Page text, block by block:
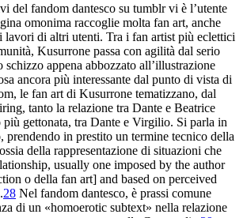
del fandom dantesco su tumblr vi è l’utente
omonima raccoglie molta fan art, anche
lavori di altri utenti. Tra i fan artist più eclettici
Kusurrone passa con agilità dal serio
schizzo appena abbozzato all’illustrazione
ancora più interessante dal punto di vista di
, le fan art di Kusurrone tematizzano, dal
, tanto la relazione tra Dante e Beatrice
più gettonata, tra Dante e Virgilio. Si parla in
prendendo in prestito un termine tecnico della
della rappresentazione di situazioni che
usually one imposed by the author
o della fan art] and based on perceived
28 Nel fandom dantesco, è prassi comune
di un «homoerotic subtext» nella relazione